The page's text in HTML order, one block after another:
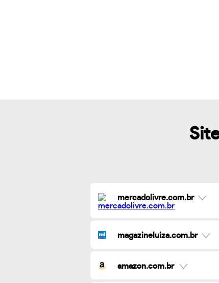
mercadolivre.com.br
magazineluiza.com.br
amazon.com.br